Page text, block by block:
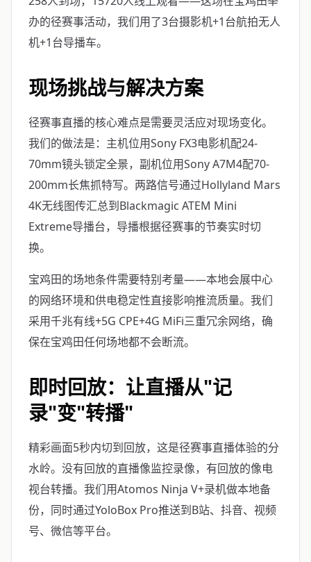
办的径赛事活动，我们用了3台摄影机+1台航拍无人
机+1台导播车。
现场挑战与解决方案
径赛事直播的核心难点是需要灵活应对现场变化。
我们的做法是：主机位用Sony FX3电影机配24-
70mm镜头锁定全景，副机位用Sony A7M4配70-
200mm长焦抓特写。两路信号通过Hollyland Mars
4K无线图传汇总到Blackmagic ATEM Mini
Extreme导播台，导播根据径赛事的节奏实时切
换。
宝鸡田的场地条件需要特别考量——本地会展中心
的网络环境和供电稳定性直接影响推流质量。我们
采用千兆有线+5G CPE+4G MiFi三重冗余网络，确
保在宝鸡田任何场地都不会断流。
即时回放：让直播从"记
录"变"转播"
精彩画面5秒内切到回放，这是径赛事直播体验的分
水岭。没有回放的直播像监控录像，有回放的像电
视台转播。我们用Atomos Ninja V+录机做本地备
份，同时通过YoloBox Pro推送到B站、抖音、视频
号、微信等平台。